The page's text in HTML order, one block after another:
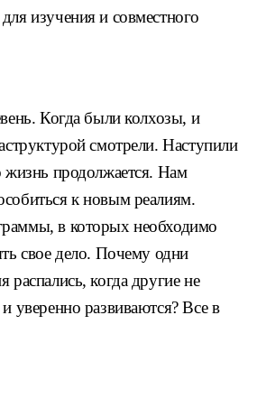
дляизучения и совместного
Когда быликолхозы, и
турой смотрели. Наступили
жизнь продолжается. Нам
к новым реалиям.
в которых необходимо
свое дело. Почему одни
распались, когда другие не
уверенно развиваются?Все в